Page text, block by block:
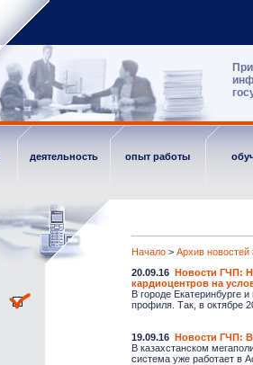
деятельность опыт работы
Начало > Архив новостей
20.09.16 Новости ГЧП:
кардиоцентров на
В городе Екатеринбурге
профиля. Так, в октябре
19.09.16 Новости ГЧП: В
В казахстанском
система уже работает в